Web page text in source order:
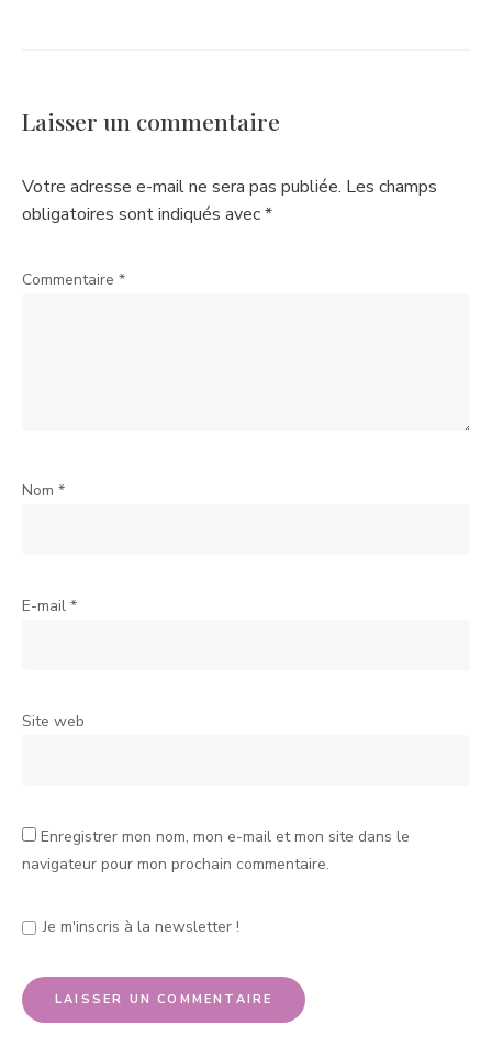
Laisser un commentaire
Votre adresse e-mail ne sera pas publiée. Les champs
obligatoires sont indiqués avec*
Commentaire *
Nom *
E-mail *
Site web
Enregistrer mon nom, mon e-mail et mon site dans le
navigateur pour mon prochain commentaire.
Je m'inscris à la newsletter !